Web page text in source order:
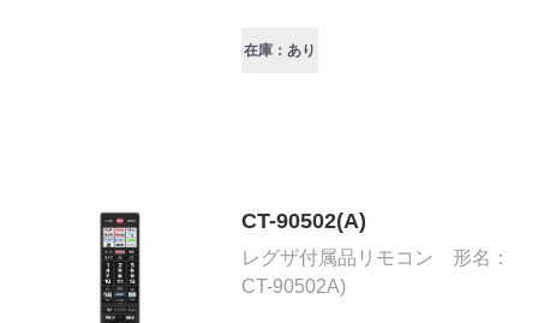
在庫：あり
CT-90502(A)
レグザ付属品リモコン 形名：
CT-90502A)